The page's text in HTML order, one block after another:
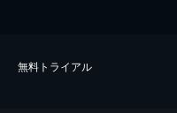
無料トライアル